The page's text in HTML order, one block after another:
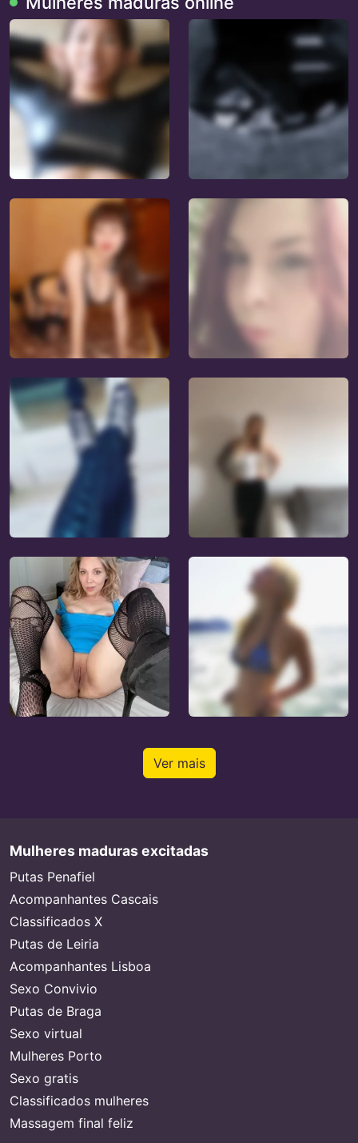
Ver mais
Mulheres maduras excitadas
Putas Penafiel
Acompanhantes Cascais
Classificados X
Putas de Leiria
Acompanhantes Lisboa
Sexo Convivio
Putas de Braga
Sexo virtual
Mulheres Porto
Sexo gratis
Classificados mulheres
Massagem final feliz